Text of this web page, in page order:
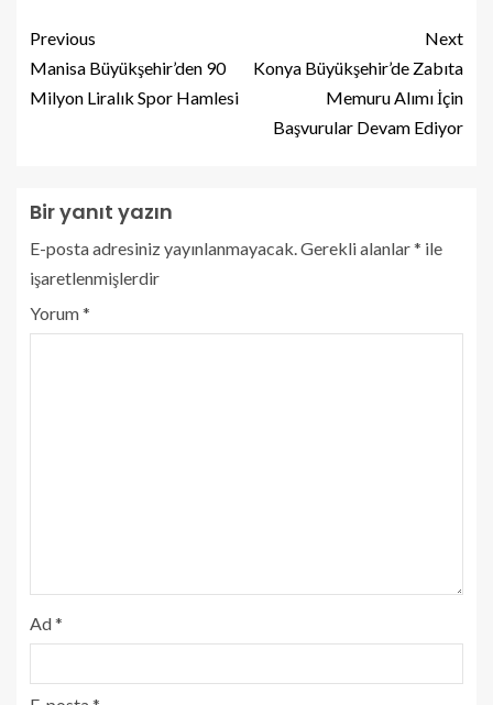
Previous
Manisa Büyükşehir’den 90
Milyon Liralık Spor Hamlesi
Next
Konya Büyükşehir’de Zabıta
Memuru Alımı İçin
Başvurular Devam Ediyor
Bir yanıt yazın
E-posta adresiniz yayınlanmayacak. Gerekli alanlar* ile
işaretlenmişlerdir
Yorum*
Ad*